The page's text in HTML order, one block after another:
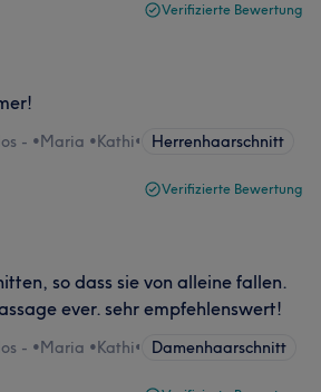
Verifizierte Bewertung
- •Maria •Kathi• Herrenhaarschnitt
Verifizierte Bewertung
so dass sie von alleine fallen.
ever. sehr empfehlenswert!
- •Maria •Kathi• Damenhaarschnitt